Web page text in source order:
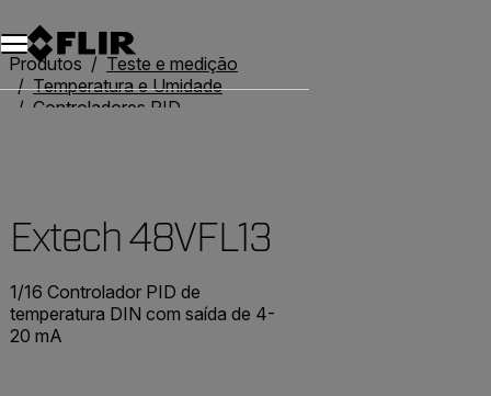
Produtos
Teste e medição
Temperatura e Umidade
Controladores PID
Extech 48VFL13
1/16 Controlador PID de
temperatura DIN com saída de 4-
20 mA